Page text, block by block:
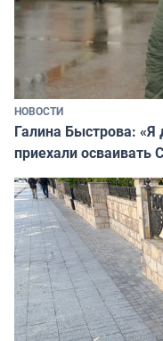
НОВОСТИ
Галина Быстрова:
приехали осваивать